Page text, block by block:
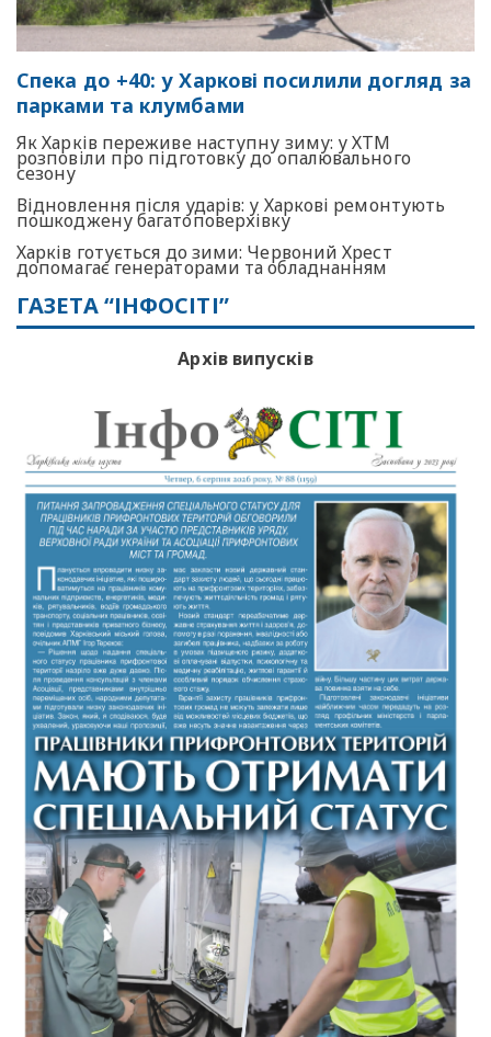
Спека до +40: у Харкові посилили догляд за
парками та клумбами
Як Харків переживе наступну зиму: у ХТМ
розповіли про підготовку до опалювального
сезону
Відновлення після ударів: у Харкові ремонтують
пошкоджену багатоповерхівку
Харків готується до зими: Червоний Хрест
допомагає генераторами та обладнанням
ГАЗЕТА “ІНФОСІТІ”
Архів випусків